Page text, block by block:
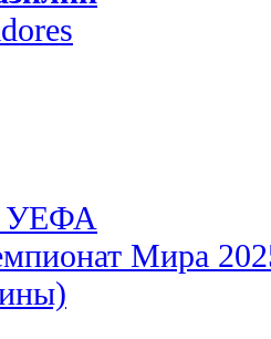
УЕФА
Мира